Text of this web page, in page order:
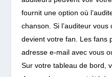
fournit une option où
chanson. Si l’auditeur
devient votre fan. Les fans
adresse e-mail avec vous
Sur votre tableau de bord,